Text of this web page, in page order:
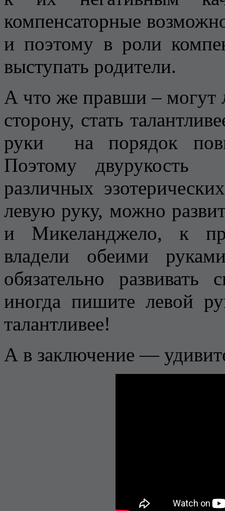
компенсаторные
и поэтому в роли
выступать родители.
А что же правши – могут
сторону, стать
руки на порядок
Поэтому
различных
левую руку, можно
и Микеланджело, к
владели обеими
обязательно
иногда пишите левой
талантливее!
А в заключение —